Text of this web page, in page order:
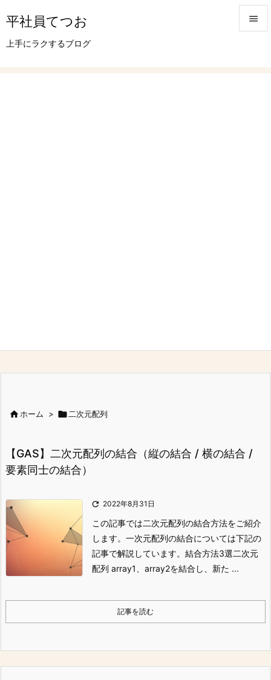
平社員てつお
上手にラクするブログ

ホーム >  二次元配列
【GAS】二次元配列の結合（縦の結合 / 横の結合 /
要素同士の結合）
 2022年8月31日
この記事では二次元配列の結合方法をご紹介
します。 一次元配列の結合については下記の
記事で解説しています。 結合方法3選二次元
配列 array1、array2を結合し、新た ...
記事を読む